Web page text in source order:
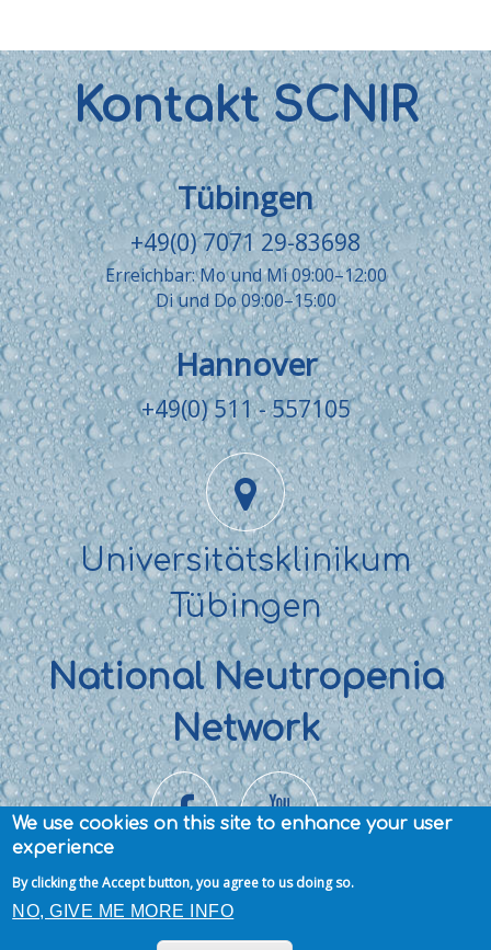
Kontakt SCNIR
Tübingen
+49(0) 7071 29-83698
Erreichbar: Mo und Mi 09:00–12:00
Di und Do 09:00–15:00
Hannover
+49(0) 511 - 557105
Universitätsklinikum
Tübingen
National Neutropenia
Network
Privacy Policy
Copyright © SCNIR – Severe
We use cookies on this site to enhance your user
experience
By clicking the Accept button, you agree to us doing so.
NO, GIVE ME MORE INFO